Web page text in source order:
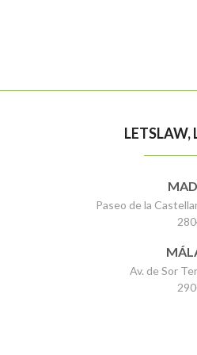
LETSLAW,
Paseo de la
Av. de Sor